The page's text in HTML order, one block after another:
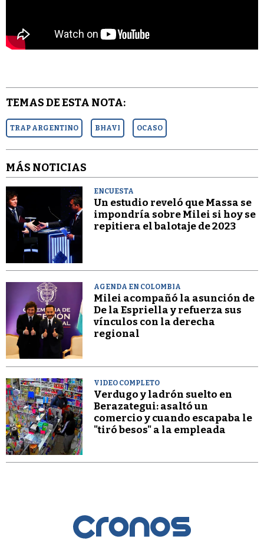
TEMAS DE ESTA NOTA:
TRAP ARGENTINO BHAVI OCASO
MÁS NOTICIAS
ENCUESTA
Un estudio reveló que Massa se
impondría sobre Milei si hoy se
repitiera el balotaje de 2023
AGENDA EN COLOMBIA
Milei acompañó la asunción de
De la Espriella y refuerza sus
vínculos con la derecha
regional
VIDEO COMPLETO
Verdugo y ladrón suelto en
Berazategui: asaltó un
comercio y cuando escapaba le
"tiró besos" a la empleada